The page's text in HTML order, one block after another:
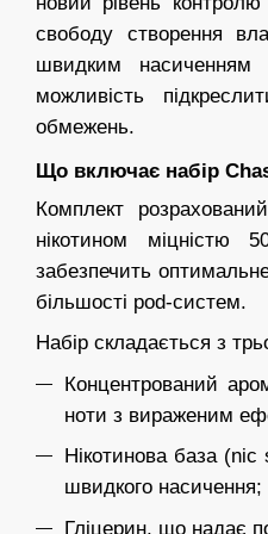
свободу створення
швидким
можливість
обмежень.
Що включає набір
Комплект
нікотином
забезпечить
більшості pod-систем.
Набір складається з
Концентрований
ноти з вираженим
Нікотинова база (nic
швидкого насичення;
Гліцерин, що надає